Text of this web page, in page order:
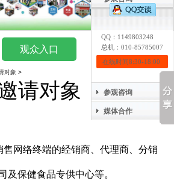
观众入口 媒体入口
对象 >
请对象
网络终端的经销商、代理商、分销
及保健食品专供中心等。
QQ： 1149803248
总机：010-85785007
在线时间8:30-18:00
参观咨询
媒体合作